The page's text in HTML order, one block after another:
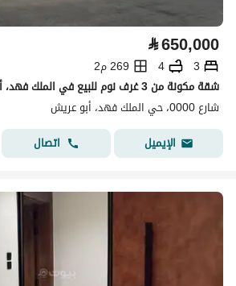
⃁650,000
3
4
269 م2
شقة مكونة من 3 غرف نوم للبيع في الملك فهد، أبو عريش
شارع 0000، حي الملك فهد، أبو عريش
الإيميل
اتصال